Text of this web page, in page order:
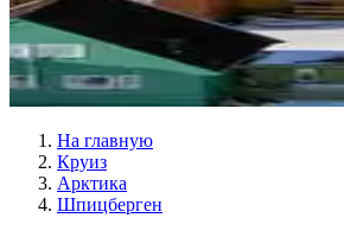
На главную
Круиз
Арктика
Шпицберген